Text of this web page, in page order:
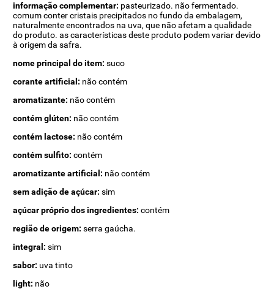
informação complementar: pasteurizado. não fermentado.
comum conter cristais precipitados no fundo da embalagem,
naturalmente encontrados na uva, que não afetam a qualidade
do produto. as características deste produto podem variar devido
à origem da safra.
nome principal do item: suco
corante artificial: não contém
aromatizante: não contém
contém glúten: não contém
contém lactose: não contém
contém sulfito: contém
aromatizante artificial: não contém
sem adição de açúcar: sim
açúcar próprio dos ingredientes: contém
região de origem: serra gaúcha.
integral: sim
sabor: uva tinto
light: não